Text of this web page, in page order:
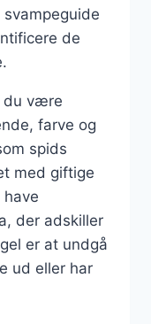
de
du være
farve og
spids
med giftige
der adskiller
er at undgå
ud eller har